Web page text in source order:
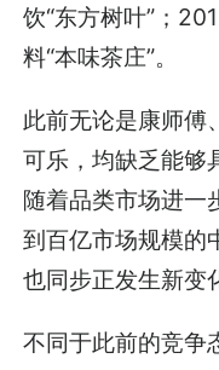
饮“东方树叶”；
料“本味茶庄”。
此前无论是康师傅
可乐，均缺乏能够
随着品类市场进
到百亿市场规模的
也同步正发生新变
不同于此前的竞争